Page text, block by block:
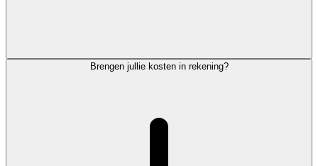
Brengen jullie kosten in rekening?